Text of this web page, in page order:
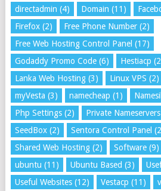
directadmin (4) Domain (11)
Firefox(2) Free Phone Number(2)
Free Web Hosting Control Panel (17)
Godaddy Promo Code(6) Hestiacp
Lanka Web Hosting(3) Linux VPS (2)
myVesta (3) namecheap (1)
Php Settings(2) Private Nameservers
SeedBox(2) Sentora Control Panel
Shared Web Hosting(2) Software(9)
ubuntu (11) Ubuntu Based (3)
Useful Websites(12) Vestacp (11)